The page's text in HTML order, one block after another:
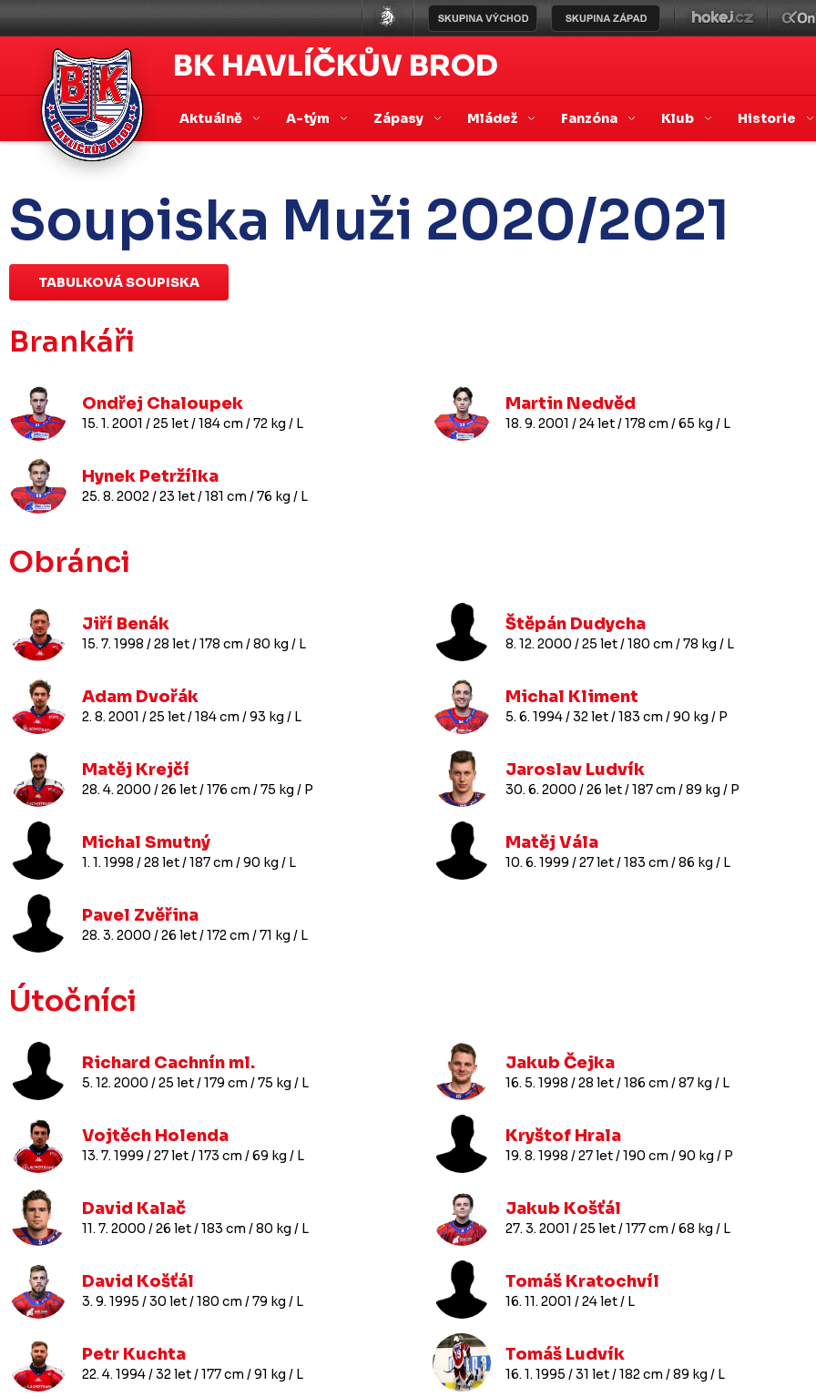
BK HAVLÍČKŮV BROD
Aktuálně A-tým Zápasy Mládež Fanzóna Klub Historie
Soupiska Muži 2020/2021
TABULKOVÁ SOUPISKA
Brankáři
Ondřej Chaloupek
15. 1. 2001 / 25 let / 184 cm / 72 kg / L
Martin Nedvěd
18. 9. 2001 / 24 let / 178 cm / 65 kg / L
Hynek Petržílka
25. 8. 2002 / 23 let / 181 cm / 76 kg / L
Obránci
Jiří Benák
15. 7. 1998 / 28 let / 178 cm / 80 kg / L
Štěpán Dudycha
8. 12. 2000 / 25 let / 180 cm / 78 kg / L
Adam Dvořák
2. 8. 2001 / 25 let / 184 cm / 93 kg / L
Michal Kliment
5. 6. 1994 / 32 let / 183 cm / 90 kg / P
Matěj Krejčí
28. 4. 2000 / 26 let / 176 cm / 75 kg / P
Jaroslav Ludvík
30. 6. 2000 / 26 let / 187 cm / 89 kg / P
Michal Smutný
1. 1. 1998 / 28 let / 187 cm / 90 kg / L
Matěj Vála
10. 6. 1999 / 27 let / 183 cm / 86 kg / L
Pavel Zvěřina
28. 3. 2000 / 26 let / 172 cm / 71 kg / L
Útočníci
Richard Cachnín ml.
5. 12. 2000 / 25 let / 179 cm / 75 kg / L
Jakub Čejka
16. 5. 1998 / 28 let / 186 cm / 87 kg / L
Vojtěch Holenda
13. 7. 1999 / 27 let / 173 cm / 69 kg / L
Kryštof Hrala
19. 8. 1998 / 27 let / 190 cm / 90 kg / P
David Kalač
11. 7. 2000 / 26 let / 183 cm / 80 kg / L
Jakub Košťál
27. 3. 2001 / 25 let / 177 cm / 68 kg / L
David Košťál
3. 9. 1995 / 30 let / 180 cm / 79 kg / L
Tomáš Kratochvíl
16. 11. 2001 / 24 let / L
Petr Kuchta
22. 4. 1994 / 32 let / 177 cm / 91 kg / L
Tomáš Ludvík
16. 1. 1995 / 31 let / 182 cm / 89 kg / L